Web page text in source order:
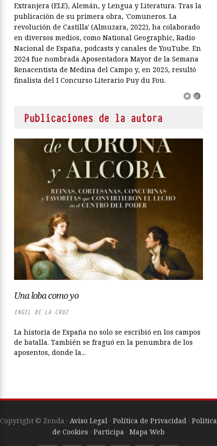
Extranjera (ELE), Alemán, y Lengua y Literatura. Tras la
publicación de su primera obra, 'Comuneros. La
revolución de Castilla' (Almuzara, 2022), ha colaborado
en diversos medios, como National Geographic, Radio
Nacional de España, podcasts y canales de YouTube. En
2024 fue nombrada Aposentadora Mayor de la Semana
Renacentista de Medina del Campo y, en 2025, resultó
finalista del I Concurso Literario Puy du Fou.
Publicaciones de la autora
Una loba como yo
ENGEL DE LA CRUZ
La historia de España no solo se escribió en los campos
de batalla. También se fraguó en la penumbra de los
aposentos, donde la...
Copyright © Zenda · Aviso Legal · Política de Privacidad · Política
de Cookies · Participa · Mapa Web